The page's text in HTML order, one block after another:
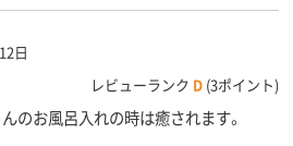
日
レビューランク D (3ポイント)
のお風呂入れの時は癒されます。